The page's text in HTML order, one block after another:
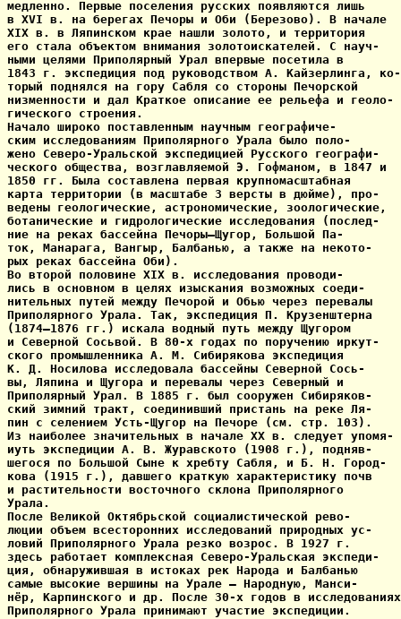
медленно. Первые поселения русских появляются лишь
в XVI в. на берегах Печоры и Оби (Березово). В начале
XIX в. в Ляпинском крае нашли золото, и территория
его стала объектом внимания золотоискателей. С науч-
ными целями Приполярный Урал впервые посетила в
1843 г. экспедиция под руководством А. Кайзерлинга, ко-
торый поднялся на гору Сабля со стороны Печорской
низменности и дал Краткое описание ее рельефа и геоло-
гического строения.
Начало широко поставленным научным географиче-
ским исследованиям Приполярного Урала было поло-
жено Северо-Уральской экспедицией Русского географи-
ческого общества, возглавляемой Э. Гофманом, в 1847 и
1850 гг. Была составлена первая крупномасштабная
карта территории (в масштабе 3 версты в дюйме), про-
ведены геологические, астрономические, зоологические,
ботанические и гидрологические исследования (послед-
ние на реках бассейна Печоры—Щугор, Большой Па-
ток, Манарага, Вангыр, Балбанью, а также на некото-
рых реках бассейна Оби).
Во второй половине XIX в. исследования проводи-
лись в основном в целях изыскания возможных соеди-
нительных путей между Печорой и Обью через перевалы
Приполярного Урала. Так, экспедиция П. Крузенштерна
(1874—1876 гг.) искала водный путь между Щугором
и Северной Сосьвой. В 80-х годах по поручению иркут-
ского промышленника А. М. Сибирякова экспедиция
К. Д. Носилова исследовала бассейны Северной Сось-
вы, Ляпина и Щугора и перевалы через Северный и
Приполярный Урал. В 1885 г. был сооружен Сибиряков-
ский зимний тракт, соединивший пристань на реке Ля-
пин с селением Усть-Щугор на Печоре (см. стр. 103).
Из наиболее значительных в начале XX в. следует упомя-
иуть экспедиции А. В. Журавското (1908 г.), подняв-
шегося по Большой Сыне к хребту Сабля, и Б. Н. Город-
кова (1915 г.), давшего краткую характеристику почв
и растительности восточного склона Приполярного
Урала.
После Великой Октябрьской социалистической рево-
люции объем всесторонних исследований природных ус-
ловий Приполярного Урала резко возрос. В 1927 г.
здесь работает комплексная Северо-Уральская экспеди-
ция, обнаружившая в истоках рек Народа и Балбанью
самые высокие вершины на Урале — Народную, Манси-
нёр, Карпинского и др. После 30-х годов в исследованиях
Приполярного Урала принимают участие экспедиции.